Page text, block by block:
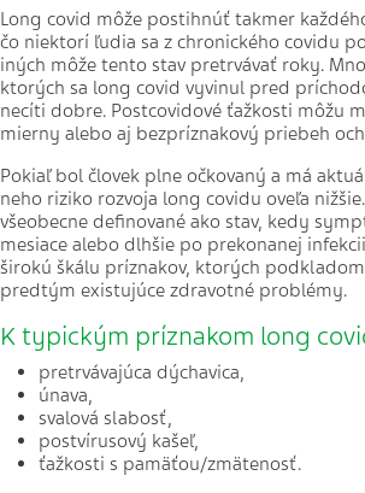
Long covid môže postihnúť takmer
čo niektorí ľudia sa z chronického covidu
iných môže tento stav pretrvávať roky.
ktorých sa long covid vyvinul pred
necíti dobre. Postcovidové ťažkosti môžu
mierny alebo aj bezpríznakový priebeh
Pokiaľ bol človek plne očkovaný a má
neho riziko rozvoja long covidu oveľa
všeobecne definované ako stav, kedy
mesiace alebo dlhšie po prekonanej
širokú škálu príznakov, ktorých
predtým existujúce zdravotné problémy.
K typickým príznakom long
pretrvávajúca dýchavica,
únava,
svalová slabosť,
postvírusový kašeľ,
ťažkosti s pamäťou/zmätenosť.